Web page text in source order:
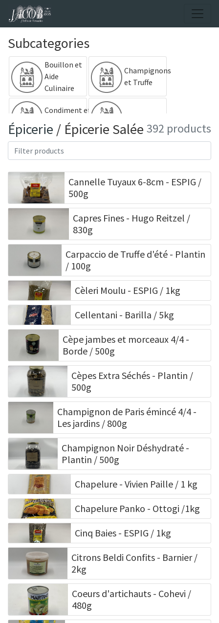
Subcategories
Bouillon et
Aide
Culinaire
Champignons
et Truffe
Condiment et
Assaisonnement
Farine et
Chapelure
Vinaigres
Pâtes - Riz -
Céréales
Produits
Produits du
monde
392 products
Épicerie / Épicerie Salée
Cannelle Tuyaux 6-8cm - ESPIG /
500g
Capres Fines - Hugo Reitzel /
830g
Carpaccio de Truffe d'été - Plantin
/ 100g
Cèleri Moulu - ESPIG / 1kg
Cellentani - Barilla / 5kg
Cèpe jambes et morceaux 4/4 -
Borde / 500g
Cèpes Extra Séchés - Plantin /
500g
Champignon de Paris émincé 4/4 -
Les jardins / 800g
Champignon Noir Déshydraté -
Plantin / 500g
Chapelure - Vivien Paille / 1 kg
Chapelure Panko - Ottogi /1kg
Cinq Baies - ESPIG / 1kg
Citrons Beldi Confits - Barnier /
2kg
Coeurs d'artichauts - Cohevi /
480g